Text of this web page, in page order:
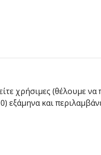
χρήσιμες (θέλουμε να
και